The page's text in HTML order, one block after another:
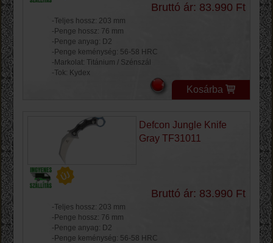
Bruttó ár: 83.990 Ft
-Teljes hossz: 203 mm
-Penge hossz: 76 mm
-Penge anyag: D2
-Penge keménység: 56-58 HRC
-Markolat: Titánium / Szénszál
-Tok: Kydex
Kosárba
Defcon Jungle Knife
Gray TF31011
Bruttó ár: 83.990 Ft
-Teljes hossz: 203 mm
-Penge hossz: 76 mm
-Penge anyag: D2
-Penge keménység: 56-58 HRC